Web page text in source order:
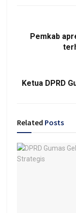
Pemkab
Ketua DPRD
Related Posts